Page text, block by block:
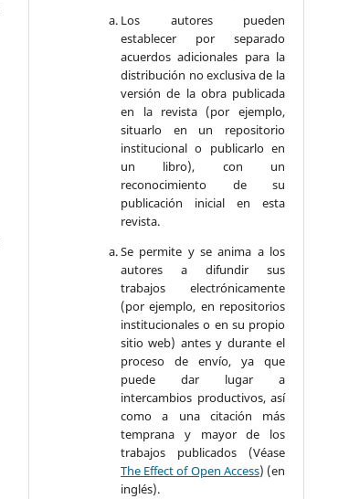
Los autores pueden
establecer por separado
acuerdos adicionales para la
distribución no exclusiva de la
versión de la obra publicada
en la revista (por ejemplo,
situarlo en un repositorio
institucional o publicarlo en
un libro), con un
reconocimiento de su
publicación inicial en esta
revista.
Se permite y se anima a los
autores a difundir sus
trabajos electrónicamente
(por ejemplo, en repositorios
institucionales o en su propio
sitio web) antes y durante el
proceso de envío, ya que
puede dar lugar a
intercambios productivos, así
como a una citación más
temprana y mayor de los
trabajos publicados (Véase
The Effect of Open Access) (en
inglés).